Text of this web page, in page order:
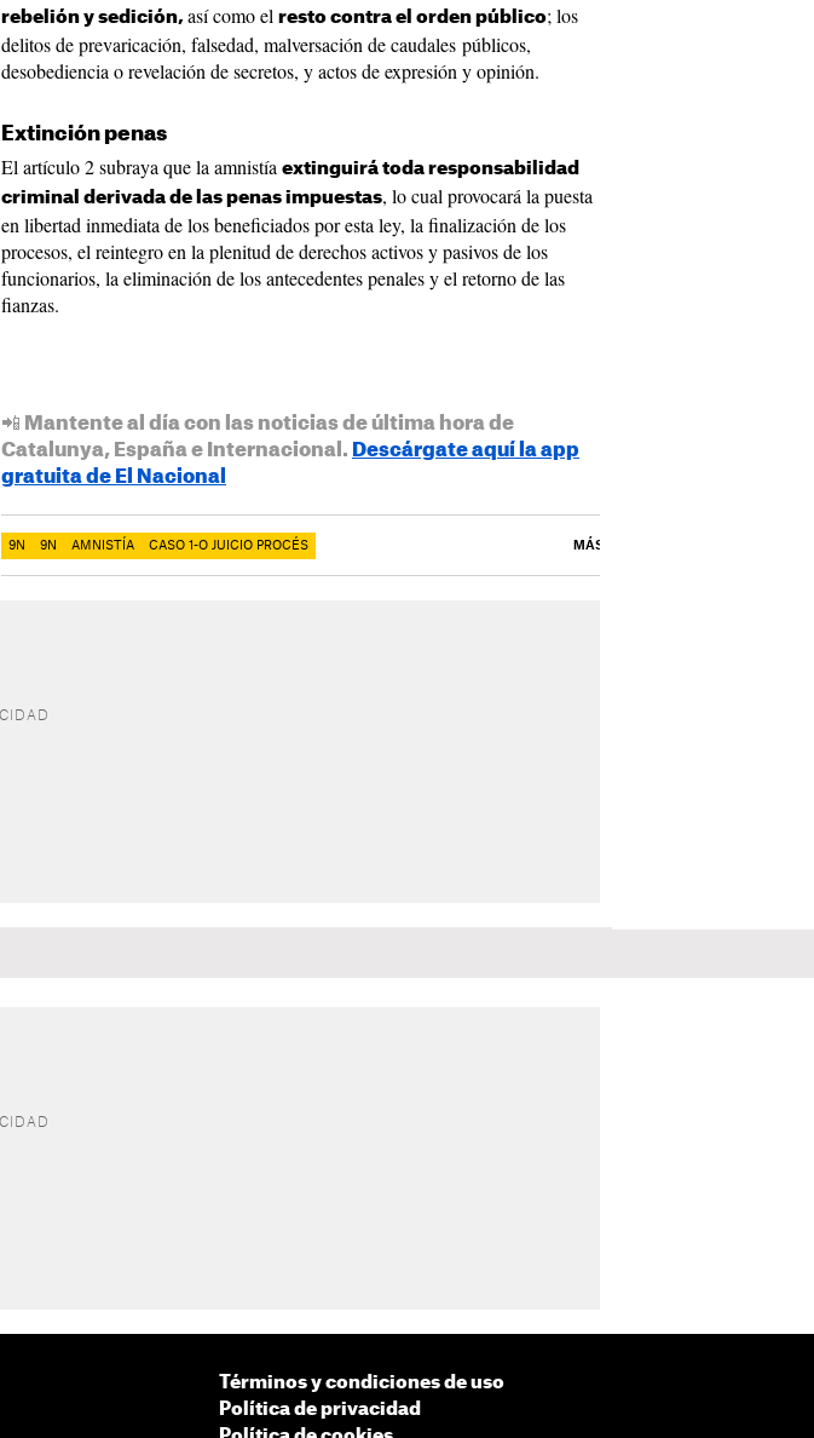
rebelión y sedición, así como el resto contra el orden público; los
delitos de prevaricación, falsedad, malversación de caudales públicos,
desobediencia o revelación de secretos, y actos de expresión y opinión.
Extinción penas
El artículo 2 subraya que la amnistía extinguirá toda responsabilidad
criminal derivada de las penas impuestas, lo cual provocará la puesta
en libertad inmediata de los beneficiados por esta ley, la finalización de los
procesos, el reintegro en la plenitud de derechos activos y pasivos de los
funcionarios, la eliminación de los antecedentes penales y el retorno de las
fianzas.
📲 Mantente al día con las noticias de última hora de
Catalunya, España e Internacional. Descárgate aquí la app
gratuita de El Nacional
9N 9N AMNISTÍA CASO 1-O JUICIO PROCÉS MÁS
Términos y condiciones de uso
Política de privacidad